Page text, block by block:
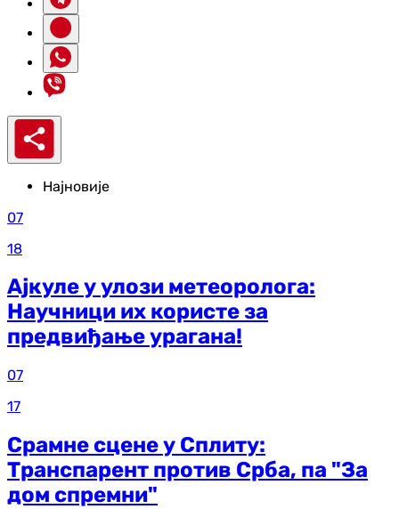
Најновије
07
18
Ајкуле у улози метеоролога:
Научници их користе за
предвиђање урагана!
07
17
Срамне сцене у Сплиту:
Транспарент против Срба, па "За
дом спремни"